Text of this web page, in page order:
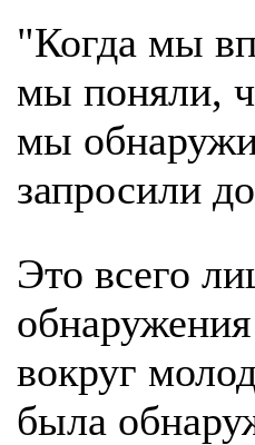
"Когда мы
мы поняли,
мы
запросили
Это всего
вокруг
была